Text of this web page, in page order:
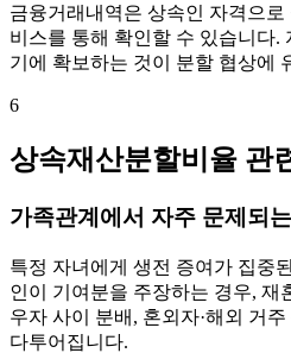
금융거래내역은 상속인 자격으
비스를 통해 확인할 수 있습니다.
기에 확보하는 것이 분할 협상에
6
상속재산분할비율 관
가족관계에서 자주 문제되
특정 자녀에게 생전 증여가 집중
인이 기여분을 주장하는 경우, 재
우자 사이 분배, 혼외자·해외 거
다투어집니다.